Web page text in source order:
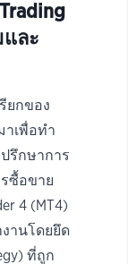
และ
ยกของ
เพื่อทำ
รึกษาการ
ซื้อขาย
4 (MT4)
งานโดยยึด
ที่ถูก